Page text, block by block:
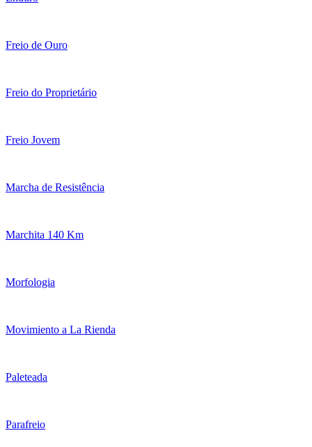
Freio de Ouro
Freio do Proprietário
Freio Jovem
Marcha de Resistência
Marchita 140 Km
Morfologia
Movimiento a La Rienda
Paleteada
Parafreio